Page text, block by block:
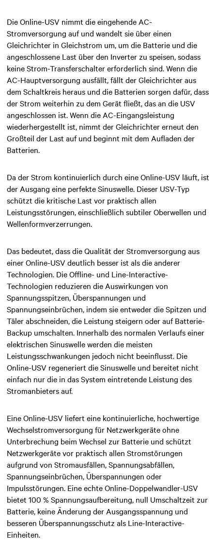
Die Online-USV nimmt die eingehende AC-
Stromversorgung auf und wandelt sie übereinen
Gleichrichter in Gleichstrom um, um die Batterie und die
angeschlossene Last über den Inverter zu speisen,sodass
keine Strom-Transferschalter erforderlich sind. Wenn die
AC-Hauptversorgung ausfällt,fällt der Gleichrichter aus
dem Schaltkreis heraus und die Batterien sorgen dafür, dass
der Strom weiterhin zu dem Gerät fließt, das an die USV
angeschlossen ist.Wenn die AC-Eingangsleistung
wiederhergestellt ist, nimmt der Gleichrichter erneut den
Großteil der Last auf und beginnt mit dem Aufladen der
Batterien.
Da der Strom kontinuierlich durch eine Online-USV läuft, ist
der Ausgang eine perfekte Sinuswelle. Dieser USV-Typ
schützt die kritische Last vor praktisch allen
Leistungsstörungen, einschließlich subtiler Oberwellen und
Wellenformverzerrungen.
Das bedeutet, dass die Qualität der Stromversorgung aus
einer Online-USV deutlich besser ist als die anderer
Technologien. Die Offline- und Line-Interactive-
Technologien reduzieren die Auswirkungen von
Spannungsspitzen, Überspannungen und
Spannungseinbrüchen, indem sie entweder die Spitzen und
Täler abschneiden, die Leistung steigern oder auf Batterie-
Backup umschalten. Innerhalb des normalen Verlaufs einer
elektrischen Sinuswelle werden die meisten
Leistungsschwankungen jedoch nicht beeinflusst. Die
Online-USV regeneriert die Sinuswelle und bereitet nicht
einfach nur die in das System eintretende Leistung des
Stromanbieters auf.
Eine Online-USV liefert eine kontinuierliche, hochwertige
Wechselstromversorgung für Netzwerkgeräte ohne
Unterbrechung beim Wechsel zur Batterie und schützt
Netzwerkgeräte vor praktisch allen Stromstörungen
aufgrund von Stromausfällen, Spannungsabfällen,
Spannungseinbrüchen, Überspannungen oder
Impulsstörungen. Eine echte Online-Doppelwandler-USV
bietet 100 % Spannungsaufbereitung, null Umschaltzeit zur
Batterie, keine Änderung der Ausgangsspannung und
besseren Überspannungsschutz als Line-Interactive-
Einheiten.